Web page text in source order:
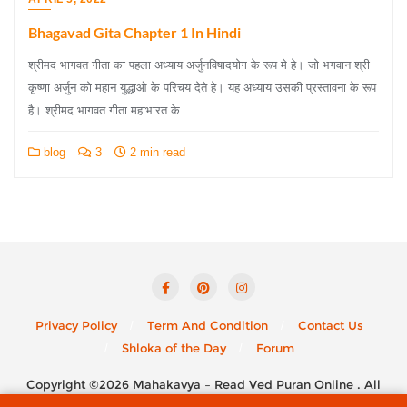
Bhagavad Gita Chapter 1 In Hindi
श्रीमद भागवत गीता का पहला अध्याय अर्जुनविषादयोग के रूप मे हे। जो भगवान श्री
कृष्णा अर्जुन को महान युद्धाओ के परिचय देते हे। यह अध्याय उसकी प्रस्तावना के रूप
है। श्रीमद भागवत गीता महाभारत के…
blog 3 2 min read
Privacy Policy Term And Condition
Contact Us
Shloka of the Day
Forum
Copyright ©2026 Mahakavya – Read Ved Puran Online . All